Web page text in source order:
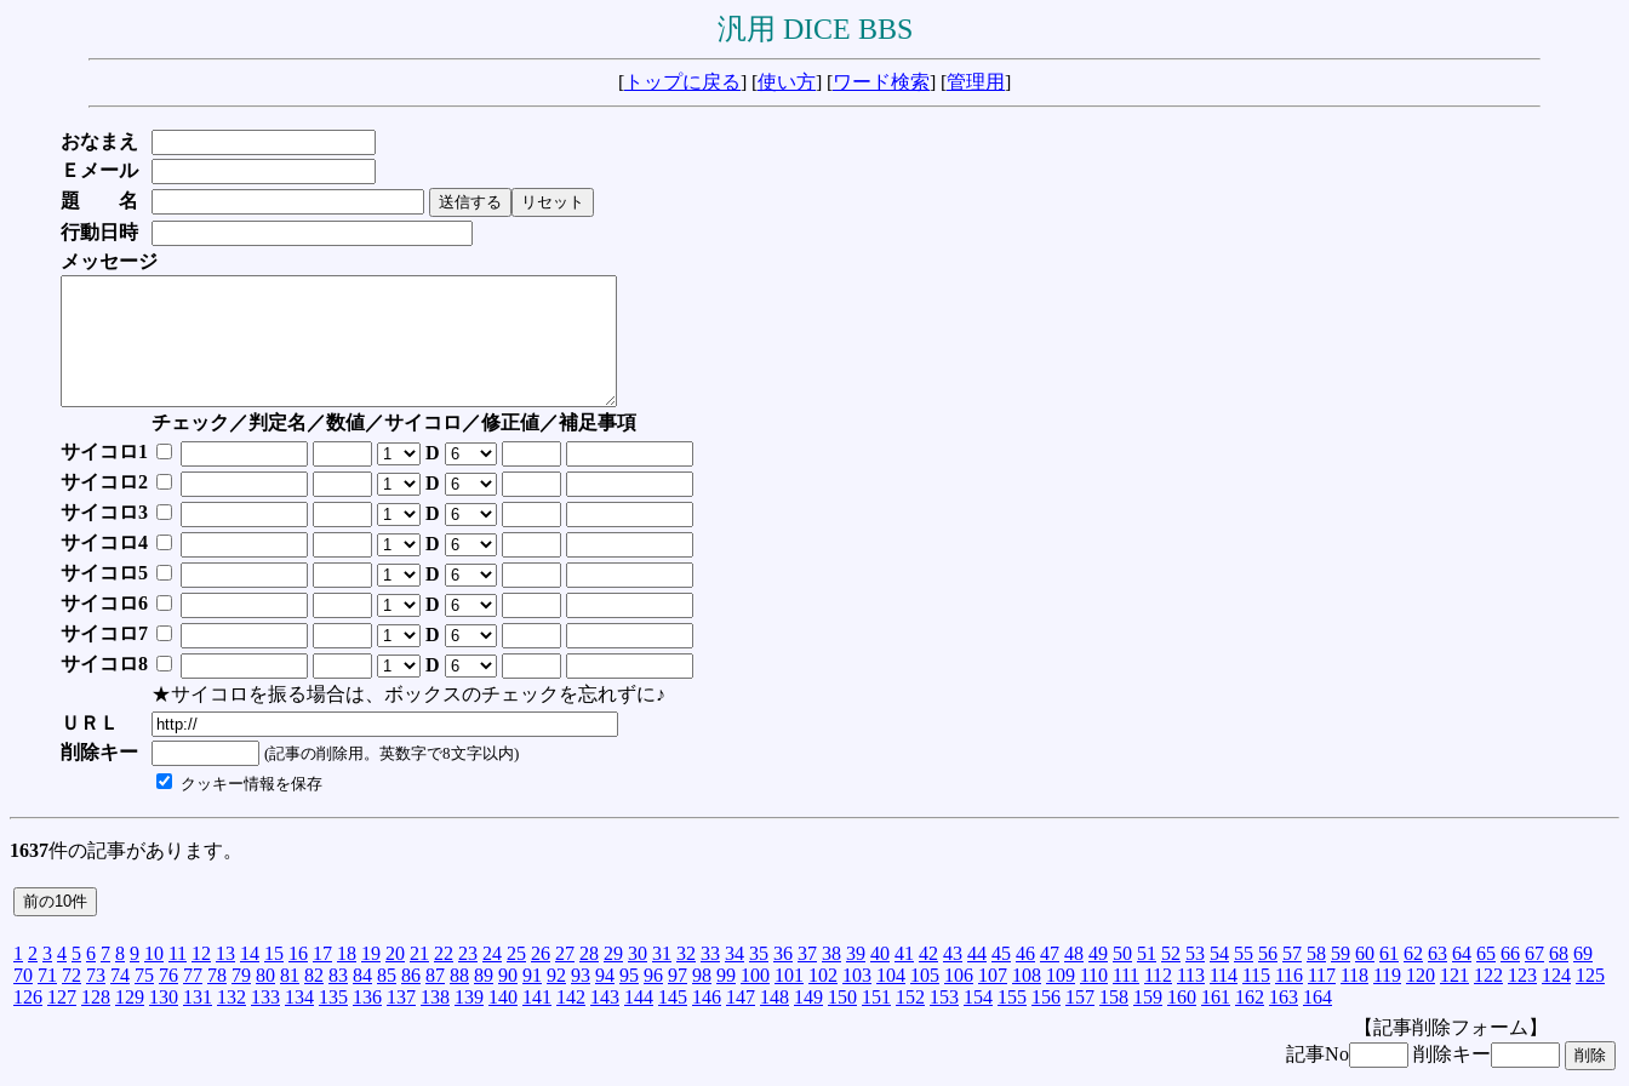
汎用 DICE BBS
[ トップに戻る] [使い方] [ワード検索] [管理用]
おなまえ
Ｅメール
題 名
行動日時
メッセージ
チェック／判定名／数値／サイコロ／修正値／補足事項
サイコロ1
D
サイコロ2
D
サイコロ3
D
サイコロ4
D
サイコロ5
D
サイコロ6
D
サイコロ7
D
サイコロ8
D
★サイコロを振る場合は、ボックスのチェックを忘れずに♪
ＵＲＬ
削除キー
(記事の削除用。英数字で8文字以内)
クッキー情報を保存
1637件の記事があります。
1 2 3 4 5 6 7 8 9 10 11 12 13 14 15 16 17 18 19 20 21 22 23 24 25 26 27 28 29 30 31 32 33 34 35 36 37 38 39 40 41 42 43 44 45 46 47 48 49 50 51 52 53 54 55 56 57 58 59 60 61 62 63 64 65 66 67 68 69
70 71 72 73 74 75 76 77 78 79 80 81 82 83 84 85 86 87 88 89 90 91 92 93 94 95 96 97 98 99 100 101 102 103 104 105 106 107 108 109 110 111 112 113 114 115 116 117 118 119 120 121 122 123 124 125
126 127 128 129 130 131 132 133 134 135 136 137 138 139 140 141 142 143 144 145 146 147 148 149 150 151 152 153 154 155 156 157 158 159 160 161 162 163 164
【記事削除フォーム】
記事No
削除キー